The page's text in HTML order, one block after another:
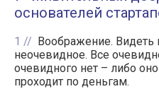
основателей
1
Воображение.
неочевидное. Все
очевидного нет – либо
проходит по деньгам.